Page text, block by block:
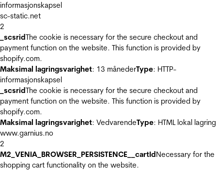
informasjonskapsel
sc-static.net
2
_scsridThe cookie is necessary for the secure checkout and
payment function on the website. This function is provided by
shopify.com.
Maksimal lagringsvarighet: 13 månederType: HTTP-
informasjonskapsel
_scsridThe cookie is necessary for the secure checkout and
payment function on the website. This function is provided by
shopify.com.
Maksimal lagringsvarighet: VedvarendeType: HTML lokal lagring
www.garnius.no
2
M2_VENIA_BROWSER_PERSISTENCE__cartIdNecessary for the
shopping cart functionality on the website.